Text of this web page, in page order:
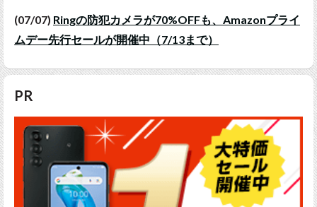
(07/07) Ringの防犯カメラが70%OFFも、Amazonプライ
ムデー先行セールが開催中（7/13まで）
PR